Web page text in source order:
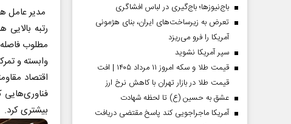
مدیر عامل
رتبه
مطلوب
وابسته و
اقتصاد
بیشتری کرد.
باج‌نیوزها؛ باج‌گیری در لباس افشاگری
تعرض به زیرساخت‌های ایران، بنای هژمونی
آمریکا را فرو می‌ریزد
سپر آمریکا نشوید
قیمت طلا و سکه امروز ۱۱ مرداد ۱۴۰۵ | افت
قیمت طلا در بازار تهران با کاهش نرخ ارز
عشق به حسین (ع) تا لحظه شهادت
آمریکا ماجراجویی کند پاسخ مقتضی دریافت